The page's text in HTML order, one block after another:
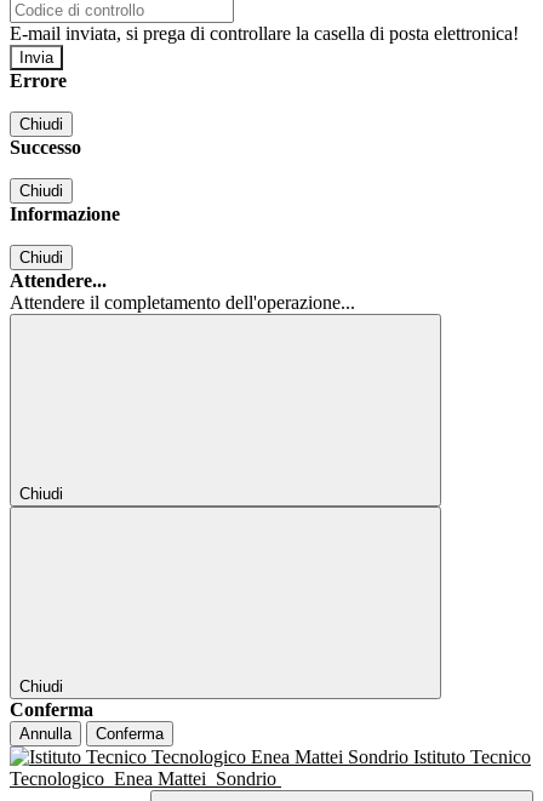
E-mail inviata, si prega di controllare la casella di posta elettronica!
Errore
Chiudi
Successo
Chiudi
Informazione
Chiudi
Attendere...
Attendere il completamento dell'operazione...
Chiudi
Chiudi
Conferma
Annulla Conferma
Istituto Tecnico
Tecnologico Enea Mattei Sondrio